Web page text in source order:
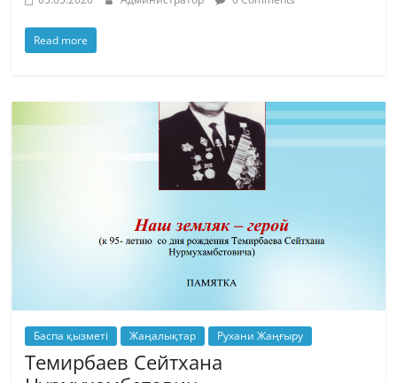
Read more
Баспа қызметі Жаңалықтар Рухани Жаңғыру
Темирбаев Сейтхана